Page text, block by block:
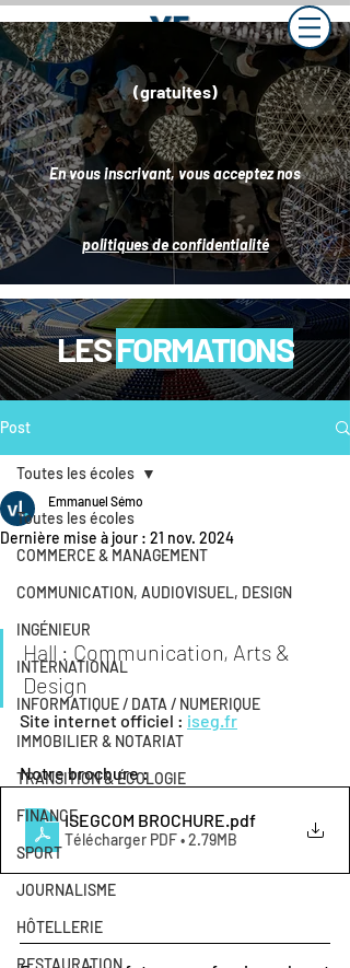
(gratuites)
En vous inscrivant, vous acceptez nos
politiques de confidentialité
LESFORMATIONS
Post
Toutes les écoles
COMMERCE & MANAGEMENT
COMMUNICATION, AUDIOVISUEL, DESIGN
INGÉNIEUR
INTERNATIONAL
INFORMATIQUE / DATA / NUMERIQUE
IMMOBILIER & NOTARIAT
TRANSITION & ÉCOLOGIE
FINANCE
SPORT
JOURNALISME
HÔTELLERIE
RESTAURATION
Toutes les écoles
Emmanuel Sémo
Dernière mise à jour : 21 nov. 2024
Hall : Communication, Arts &
Design
Site internet officiel : iseg.fr
Notre brochure :
ISEGCOM BROCHURE.pdf
Télécharger PDF • 2.79MB